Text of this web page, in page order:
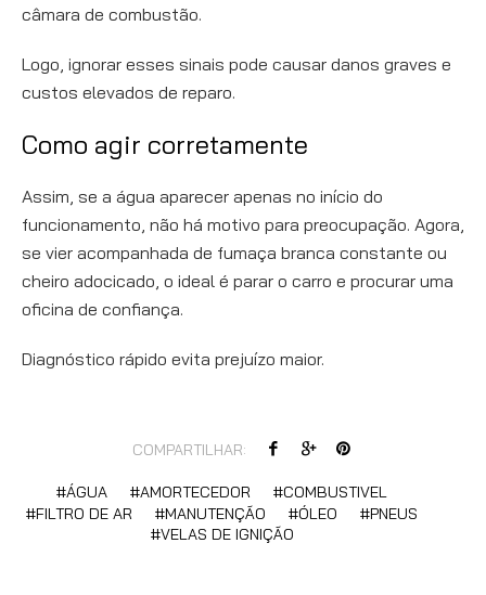
câmara de combustão.
Logo, ignorar esses sinais pode causar danos graves e
custos elevados de reparo.
Como agir corretamente
Assim, se a água aparecer apenas no início do
funcionamento, não há motivo para preocupação. Agora,
se vier acompanhada de fumaça branca constante ou
cheiro adocicado, o ideal é parar o carro e procurar uma
oficina de confiança.
Diagnóstico rápido evita prejuízo maior.
COMPARTILHAR:
ÁGUA AMORTECEDOR
COMBUSTIVEL
FILTRO DE AR
MANUTENÇÃO ÓLEO
PNEUS
VELAS DE IGNIÇÃO